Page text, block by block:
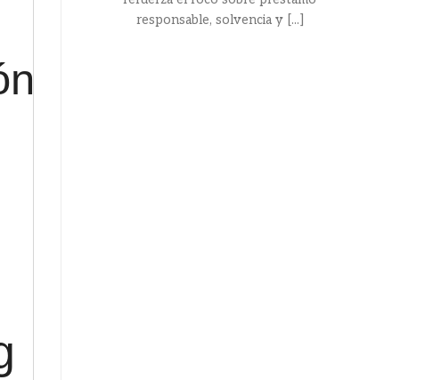
responsable, solvencia y [...]